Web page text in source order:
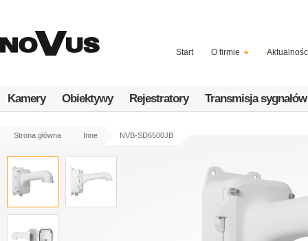
Start
O firmie
Kamery Obiektywy Rejestratory Transmisja sygnałów
Strona główna Inne NVB-SD6500JB